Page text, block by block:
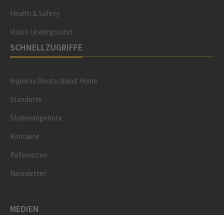
Health & Safety
Vision Underground
SCHNELLZUGRIFFE
Implenia Deutschland Home
Standorte
Stellenangebote
Kontakte
Referenzen
Newsletter
MEDIEN